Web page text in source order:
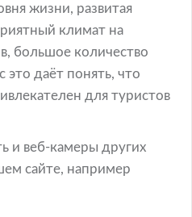
жизни, развитая
климат на
большое количество
это даёт понять, что
для туристов
и веб-камеры других
сайте, например